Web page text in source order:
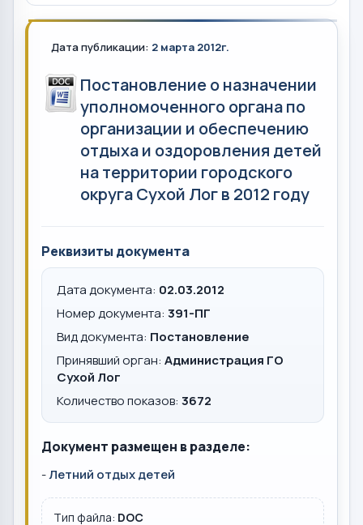
Дата публикации: 2 марта 2012г.
Постановление о назначении
уполномоченного органа по
организации и обеспечению
отдыха и оздоровления детей
на территории городского
округа Сухой Лог в 2012 году
Реквизиты документа
Дата документа: 02.03.2012
Номер документа: 391-ПГ
Вид документа: Постановление
Принявший орган: Администрация ГО
Сухой Лог
Количество показов: 3672
Документ размещен в разделе:
-Летний отдых детей
Тип файла: DOC